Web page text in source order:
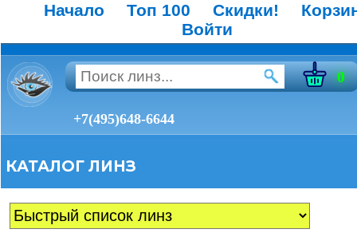
Начало Топ 100 Скидки!
Войти
0
+7(495)648-6644
КАТАЛОГ ЛИНЗ